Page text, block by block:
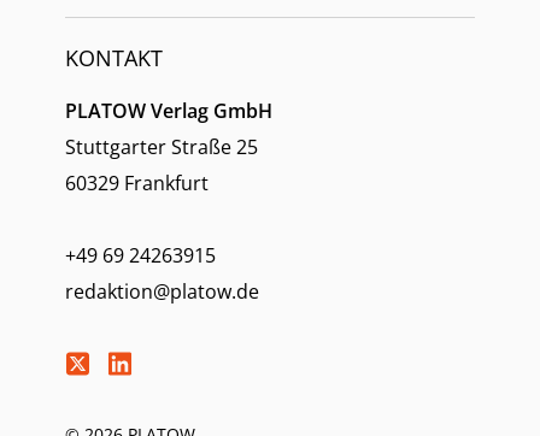
KONTAKT
PLATOW Verlag GmbH
Stuttgarter Straße 25
60329 Frankfurt
+49 69 24263915
redaktion@platow.de